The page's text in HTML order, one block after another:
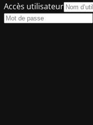
Accès utilisateur